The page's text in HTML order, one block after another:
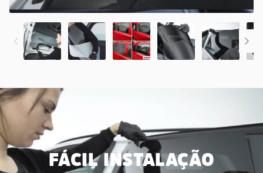
FÁCIL INSTALAÇÃO